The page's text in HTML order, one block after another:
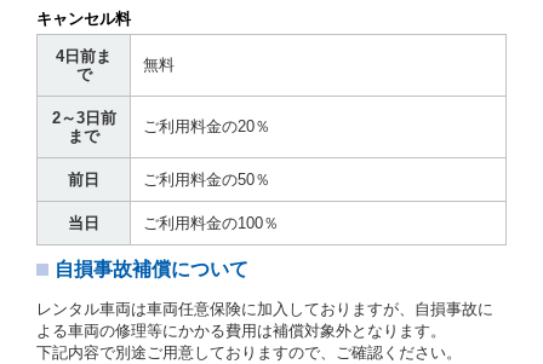
は運転者が第８条第１項若しくは第２項各号のいずれ
かに該当する場合を除きます。
貸渡契約を締結した場合、借受人は当社に第１0条第
１項に定める貸渡料金を支払うものとします。
運転者の義務と定められた事項を遵守するものとしま
す。
当社は、監督官庁の基本通達（注１）に基づき、貸渡
運転者の氏名、住所、運転免許の種類及び運転免許証
写しを添付するため、貸渡契約の締結にあたり、借受
人に対し、借受人の指定する運転者（以下「運転者」
といいます。）の運転免許証の提示を求めるほか、そ
の写しの提出を求めることがあります。この場合、借
受人は、自己が運転者であるときは自己の運転免許証
キャンセル料
4日前ま
で
無料
2～3日前
まで
ご利用料金の20％
前日 ご利用料金の50％
当日 ご利用料金の100％
自損事故補償について
レンタル車両は車両任意保険に加入しておりますが、自損事故に
よる車両の修理等にかかる費用は補償対象外となります。
下記内容で別途ご用意しておりますので、ご確認ください。